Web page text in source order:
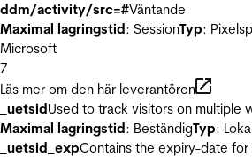
ddm/activity/src=#Väntande
Maximal lagringstid: SessionTyp:
Microsoft
7
Läs mer om den här leverantören
_uetsidUsed to track visitors on multiple
Maximal lagringstid: BeständigTyp:
_uetsid_expContains the expiry-date